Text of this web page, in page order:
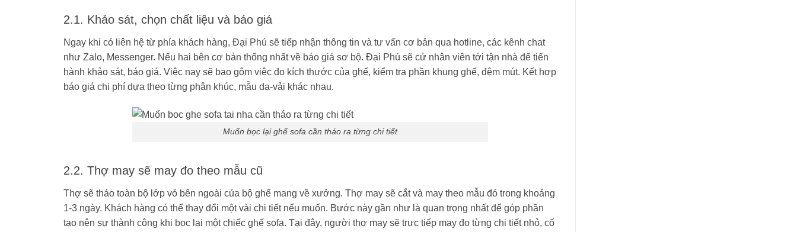
2.1. Khảo sát, chọn chất liệu và báo giá
Ngay khi có liên hệ từ phía khách hàng, Đại Phú sẽ tiếp nhận thông tin và tư vấn cơ bản qua hotline, các kênh chat
như Zalo, Messenger. Nếu hai bên cơ bản thống nhất về báo giá sơ bộ. Đại Phú sẽ cử nhân viên tới tận nhà để tiến
hành khảo sát, báo giá. Việc nay sẽ bao gôm việc đo kích thước của ghế, kiểm tra phần khung ghế, đệm mút. Kết hợp
báo giá chi phí dựa theo từng phân khúc, mẫu da-vải khác nhau.
Muốn bọc lại ghế sofa cần tháo ra từng chi tiết
2.2. Thợ may sẽ may đo theo mẫu cũ
Thợ sẽ tháo toàn bộ lớp vỏ bên ngoài của bộ ghế mang về xưởng. Thợ may sẽ cắt và may theo mẫu đó trong khoảng
1-3 ngày. Khách hàng có thể thay đổi một vài chi tiết nếu muốn. Bước này gần như là quan trọng nhất để góp phần
tạo nên sự thành công khi bọc lại một chiếc ghế sofa. Tại đây, người thợ may sẽ trực tiếp may đo từng chi tiết nhỏ, cố